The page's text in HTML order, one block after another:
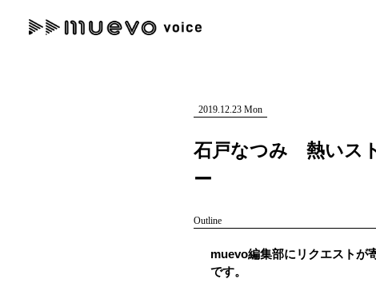
#ロック #男性シンガー
"読者の声を形にする”音楽特化メディア
2019.12.23 Mon
石戸なつみ 熱いス
ー
Outline
muevo編集部にリクエストが
です。